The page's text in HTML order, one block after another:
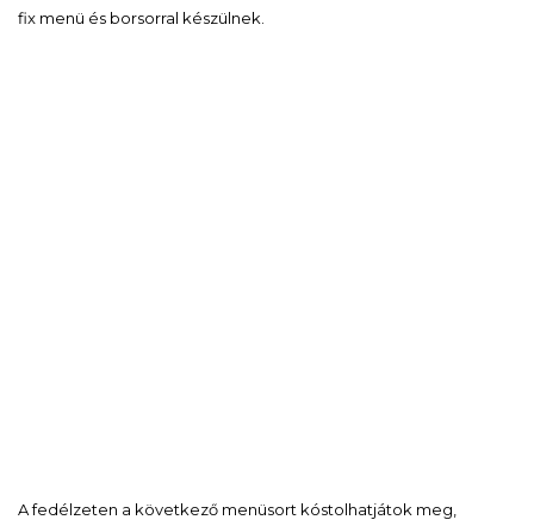
fix menü és borsorral készülnek.
A fedélzeten a következő menüsort kóstolhatjátok meg,